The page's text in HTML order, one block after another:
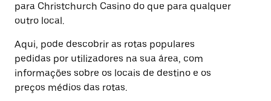
para Christchurch Casino do que para qualquer
outro local.
Aqui, pode descobrir as rotas populares
pedidas por utilizadores na sua área, com
informações sobre os locais de destino e os
preços médios das rotas.